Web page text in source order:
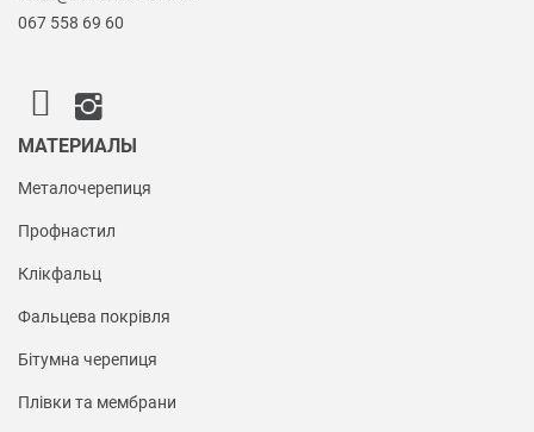
067 558 69 60
МАТЕРИАЛЫ
Металочерепиця
Профнастил
Клікфальц
Фальцева покрівля
Бітумна черепиця
Плівки та мембрани